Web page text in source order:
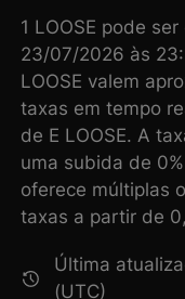
1 LOOSE pode
23/07/2026 às
LOOSE valem
taxas em tempo
de E LOOSE. A
uma subida de
oferece múltiplas
taxas a partir de
Última
(UTC)